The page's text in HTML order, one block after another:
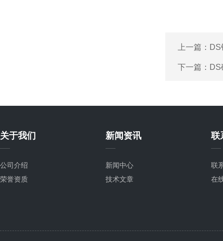
上一篇： DS
下一篇： DS
关于我们
公司介绍
荣誉资质
新闻资讯
新闻中心
技术文章
联
联
在